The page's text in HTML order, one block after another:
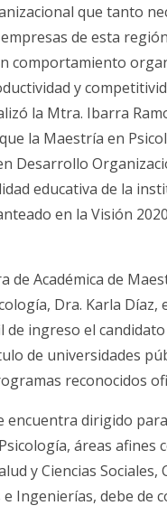
que tanto
de esta
comportamiento
y
la Mtra. Ibarra
la Maestría en
Desarrollo
educativa de la
en la Visión
de Académica de
Dra. Karla Díaz,
de ingreso el
de universidades
reconocidos
encuentra dirigido para
áreas afines
y Ciencias Sociales,
Ingenierías, debe de